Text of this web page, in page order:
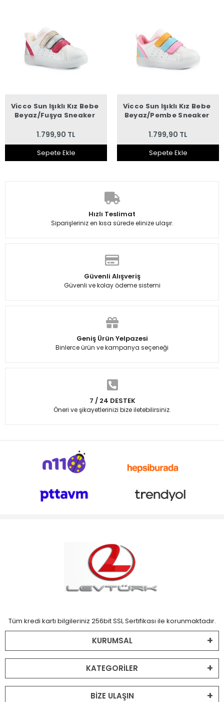
Vicco Sun Işıklı Kız Bebe
Beyaz/Fuşya Sneaker
1.799,90 TL
Sepete Ekle
Vicco Sun Işıklı Kız Bebe
Beyaz/Pembe Sneaker
1.799,90 TL
Sepete Ekle
Hızlı Teslimat
Siparişleriniz en kısa sürede elinize ulaşır.
Güvenli Alışveriş
Güvenli ve kolay ödeme sistemi
Geniş Ürün Yelpazesi
Binlerce ürün ve kampanya seçeneği
7 / 24 DESTEK
Öneri ve şikayetlerinizi bize iletebilirsiniz.
Tüm kredi kartı bilgileriniz 256bit SSL Sertifikası ile korunmaktadır.
KURUMSAL
KATEGORİLER
BİZE ULAŞIN